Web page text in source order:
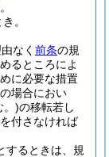
。
なく 前条の規
るところによ
に必要な措置
場合におい
。)の移転若し
付さなければ
するときは、規